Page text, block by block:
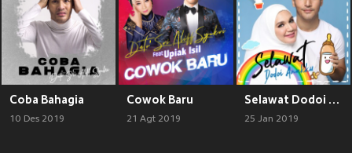
Coba Bahagia
10 Des 2019
Cowok Baru
21 Agt 2019
Selawat Dodoi Anakku
25 Jan 2019